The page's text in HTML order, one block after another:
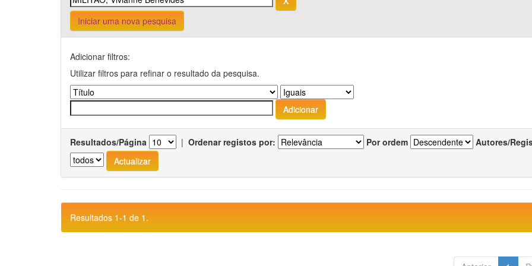
Iniciar uma nova pesquisa
Adicionar filtros:
Utilizar filtros para refinar o resultado da pesquisa.
Resultados/Página | Ordenar registos por: Por ordem Autores/
Resultados 1-1 de 1.